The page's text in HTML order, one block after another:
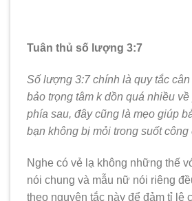
Tuân thủ số lượng 3:7
Số lượng 3:7 chính là quy tắc
bảo trọng tâm k dồn quá nhiều
phía sau, đây cũng là mẹo giúp
bạn không bị mỏi trong suốt công
Nghe có vẻ lạ không những thế
nói chung và mẫu nữ nói riêng
theo nguyên tắc này để đảm tỉ lệ